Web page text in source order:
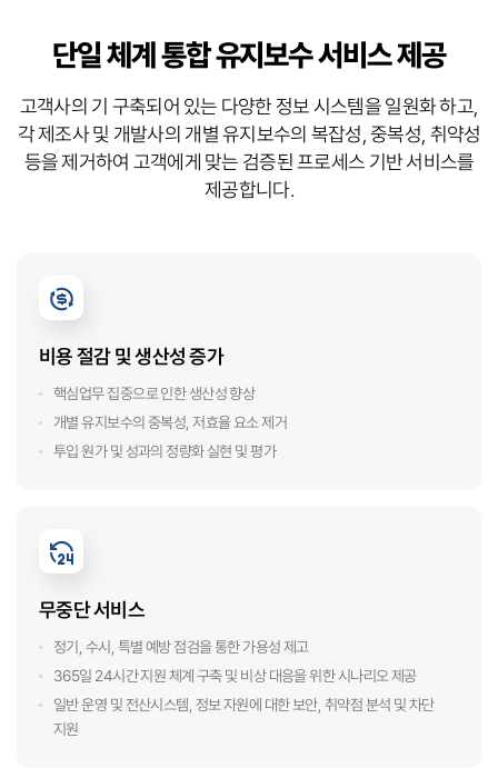
단일 체계 통합 유지보수 서비스 제공
고객사의 기 구축되어 있는 다양한 정보 시스템을 일원화 하고,
각 제조사 및 개발사의 개별 유지보수의 복잡성, 중복성, 취약성
등을 제거하여 고객에게 맞는 검증된 프로세스 기반 서비스를
제공합니다.
비용 절감 및 생산성 증가
핵심업무 집중으로 인한 생산성 향상
개별 유지보수의 중복성, 저효율 요소 제거
투입 원가 및 성과의 정량화 실현 및 평가
무중단 서비스
정기, 수시, 특별 예방 점검을 통한 가용성 제고
365일 24시간 지원 체계 구축 및 비상 대응을 위한 시나리오 제공
일반 운영 및 전산시스템, 정보 자원에 대한 보안, 취약점 분석 및 차단
지원